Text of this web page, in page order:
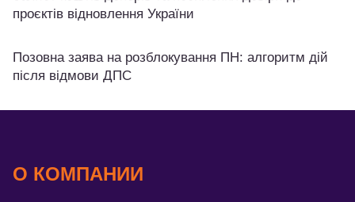
проєктів відновлення України
Позовна заява на розблокування ПН: алгоритм дій
після відмови ДПС
О КОМПАНИИ